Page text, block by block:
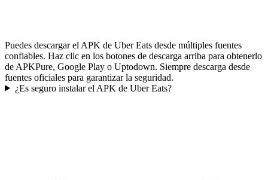
Puedes descargar el APK de Uber Eats desde múltiples fuentes
confiables. Haz clic en los botones de descarga arriba para obtenerlo
de APKPure, Google Play o Uptodown. Siempre descarga desde
fuentes oficiales para garantizar la seguridad.
¿Es seguro instalar el APK de Uber Eats?